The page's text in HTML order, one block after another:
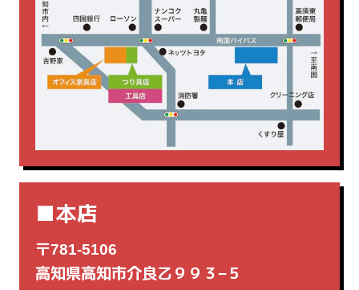
電動工具 電気カンナ
■本店
〒781-5106
高知県高知市介良乙９９３−５